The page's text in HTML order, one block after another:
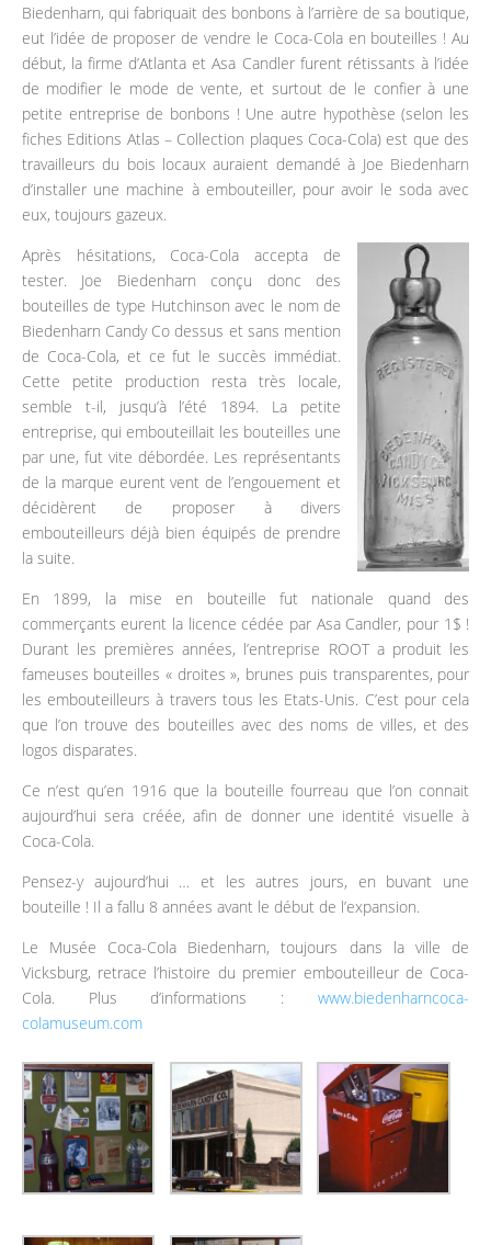
Biedenharn, qui fabriquait des bonbons à l’arrière de sa boutique,
eut l’idée de proposer de vendre le Coca-Cola en bouteilles ! Au
début, la firme d’Atlanta et Asa Candler furent rétissants à l’idée
de modifier le mode de vente, et surtout de le confier à une
petite entreprise de bonbons ! Une autre hypothèse (selon les
fiches Editions Atlas – Collection plaques Coca-Cola) est que des
travailleurs du bois locaux auraient demandé à Joe Biedenharn
d’installer une machine à embouteiller, pour avoir le soda avec
eux, toujours gazeux.
Après hésitations, Coca-Cola accepta de
tester. Joe Biedenharn conçu donc des
bouteilles de type Hutchinson avec le nom de
Biedenharn Candy Co dessus et sans mention
de Coca-Cola, et ce fut le succès immédiat.
Cette petite production resta très locale,
semble t-il, jusqu’à l’été 1894. La petite
entreprise, qui embouteillait les bouteilles une
par une, fut vite débordée. Les représentants
de la marque eurent vent de l’engouement et
décidèrent de proposer à divers
embouteilleurs déjà bien équipés de prendre
la suite.
En 1899, la mise en bouteille fut nationale quand des
commerçants eurent la licence cédée par Asa Candler, pour 1$ !
Durant les premières années, l’entreprise ROOT a produit les
fameuses bouteilles « droites », brunes puis transparentes, pour
les embouteilleurs à travers tous les Etats-Unis. C’est pour cela
que l’on trouve des bouteilles avec des noms de villes, et des
logos disparates.
Ce n’est qu’en 1916 que la bouteille fourreau que l’on connait
aujourd’hui sera créée, afin de donner une identité visuelle à
Coca-Cola.
Pensez-y aujourd’hui … et les autres jours, en buvant une
bouteille ! Il a fallu 8 années avant le début de l’expansion.
Le Musée Coca-Cola Biedenharn, toujours dans la ville de
Vicksburg, retrace l’histoire du premier embouteilleur de Coca-
Cola. Plus d’informations :www.biedenharncoca-
colamuseum.com